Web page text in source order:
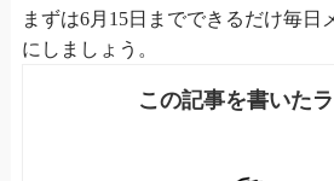
まずは6月15日までできるだけ毎日
にしましょう。